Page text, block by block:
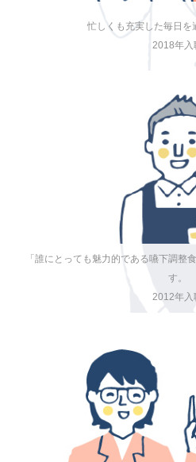
忙しくも充実した毎日を
2018年入
「誰にとっても魅力的である嚥下調整
す。
2012年入